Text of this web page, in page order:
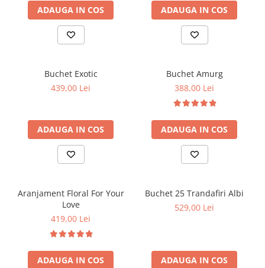
ADAUGA IN COS ADAUGA IN COS
Buchet Exotic
439,00 Lei
ADAUGA IN COS
Buchet Amurg
388,00 Lei
ADAUGA IN COS
Aranjament Floral For Your
Love
419,00 Lei
ADAUGA IN COS
Buchet 25 Trandafiri Albi
529,00 Lei
ADAUGA IN COS